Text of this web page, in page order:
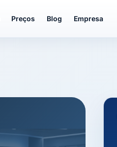
Preços Blog Empresa